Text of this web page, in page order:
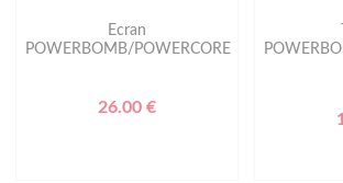
Ecran
POWERBOMB/POWERCORE
26.00 €